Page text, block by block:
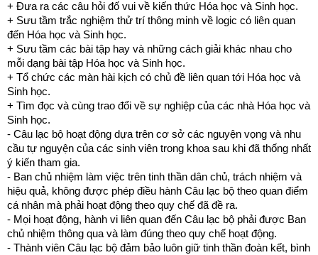
+ Đưa ra các câu hỏi đố vui về kiến thức Hóa học và Sinh học.
+ Sưu tầm trắc nghiệm thử trí thông minh về logic có liên quan
đến Hóa học và Sinh học.
+ Sưu tầm các bài tập hay và những cách giải khác nhau cho
mỗi dạng bài tập Hóa học và Sinh học.
+ Tổ chức các màn hài kịch có chủ đề liên quan tới Hóa học và
Sinh học.
+ Tìm đọc và cùng trao đổi về sự nghiệp của các nhà Hóa học và
Sinh học.
- Câu lạc bộ hoạt động dựa trên cơ sở các nguyện vọng và nhu
cầu tự nguyện của các sinh viên trong khoa sau khi đã thống nhất
ý kiến tham gia.
- Ban chủ nhiệm làm việc trên tinh thần dân chủ, trách nhiệm và
hiệu quả, không được phép điều hành Câu lạc bộ theo quan điểm
cá nhân mà phải hoạt động theo quy chế đã đề ra.
- Mọi hoạt động, hành vi liên quan đến Câu lạc bộ phải được Ban
chủ nhiệm thông qua và làm đúng theo quy chế hoạt động.
- Thành viên Câu lạc bộ đảm bảo luôn giữ tinh thần đoàn kết, bình